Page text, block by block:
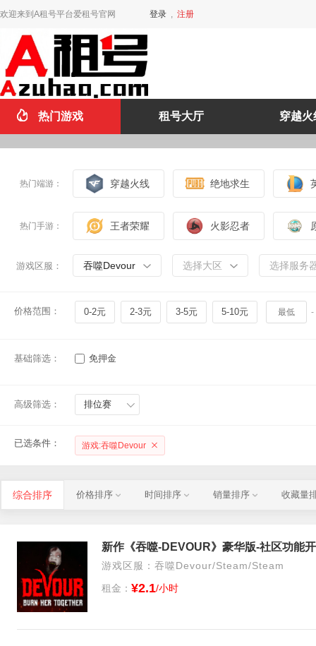
欢迎来到A租号平台爱租号官网 登录 , 注册
热门游戏 租号大厅 穿越火
热门端游： 穿越火线 绝地求生
热门手游： 王者荣耀 火影忍者
游戏区服： 吞噬Devour 选择大区 选择服务
价格范围： 0-2元 2-3元 3-5元 5-10元 -
基础筛选： 免押金
高级筛选： 排位赛
已选条件： 游戏:吞噬Devour
综合排序 价格排序 时间排序 销量排序 收藏量
新作《吞噬-DEVOUR》豪华版-社区功能
游戏区服：吞噬Devour/Steam/Steam
租金： ¥2.1/小时